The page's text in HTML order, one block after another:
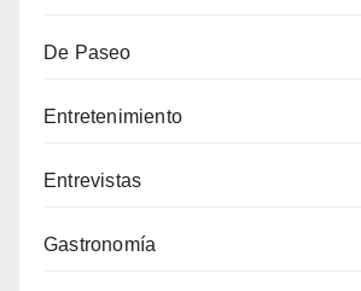
De Paseo
Entretenimiento
Entrevistas
Gastronomía